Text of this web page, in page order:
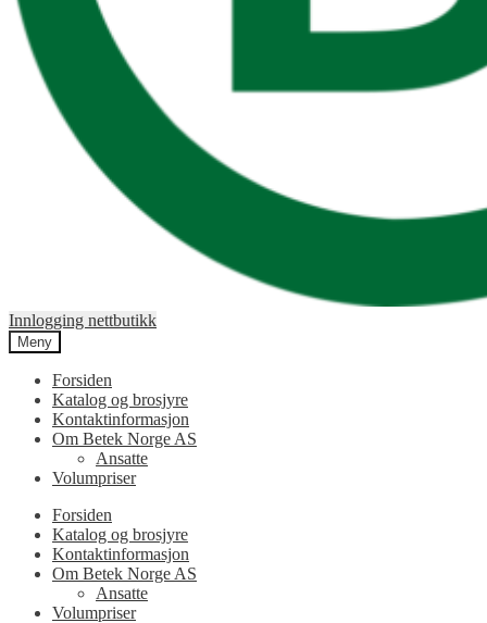
Innlogging nettbutikk
Meny
Forsiden
Katalog og brosjyre
Kontaktinformasjon
Om Betek Norge AS
Ansatte
Volumpriser
Forsiden
Katalog og brosjyre
Kontaktinformasjon
Om Betek Norge AS
Ansatte
Volumpriser